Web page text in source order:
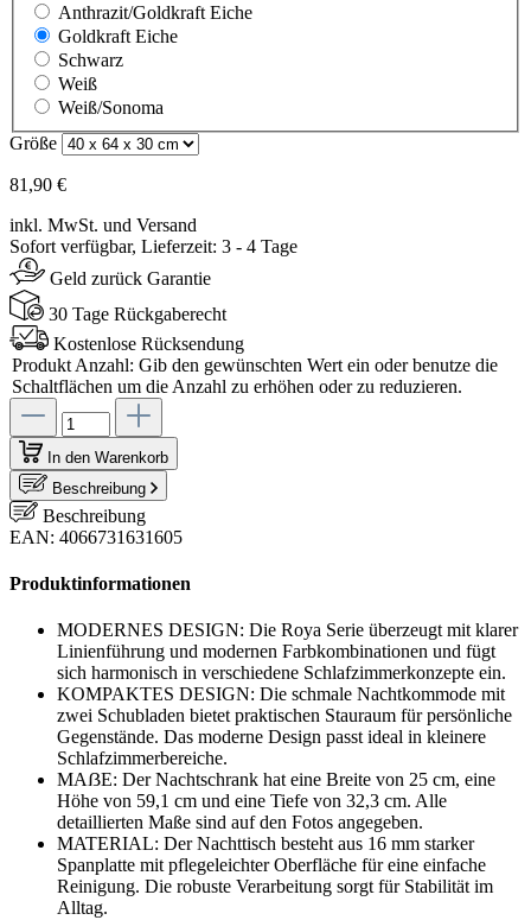
Anthrazit/Goldkraft Eiche
Goldkraft Eiche
Schwarz
Weiß
Weiß/Sonoma
Größe
81,90 €
inkl. MwSt. und Versand
Sofort verfügbar, Lieferzeit: 3 - 4 Tage
Geld zurück Garantie
30 Tage Rückgaberecht
Kostenlose Rücksendung
Produkt Anzahl: Gib den gewünschten Wert ein oder benutze die
Schaltflächen um die Anzahl zu erhöhen oder zu reduzieren.
In den Warenkorb
Beschreibung
Beschreibung
EAN: 4066731631605
Produktinformationen
MODERNES DESIGN: Die Roya Serie überzeugt mit klarer
Linienführung und modernen Farbkombinationen und fügt
sich harmonisch in verschiedene Schlafzimmerkonzepte ein.
KOMPAKTES DESIGN: Die schmale Nachtkommode mit
zwei Schubladen bietet praktischen Stauraum für persönliche
Gegenstände. Das moderne Design passt ideal in kleinere
Schlafzimmerbereiche.
MAẞE: Der Nachtschrank hat eine Breite von 25 cm, eine
Höhe von 59,1 cm und eine Tiefe von 32,3 cm. Alle
detaillierten Maße sind auf den Fotos angegeben.
MATERIAL: Der Nachttisch besteht aus 16 mm starker
Spanplatte mit pflegeleichter Oberfläche für eine einfache
Reinigung. Die robuste Verarbeitung sorgt für Stabilität im
Alltag.